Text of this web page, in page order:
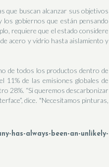
que buscan alcanzar sus objetivos
gobiernos que están pensando
requiere que el estado considere
acero y vidrio hasta aislamiento y
de todos los productos dentro de
de las emisiones globales de
28%. “Si queremos descarbonizar
dice. "Necesitamos pinturas,
always-been-an-unlikely-